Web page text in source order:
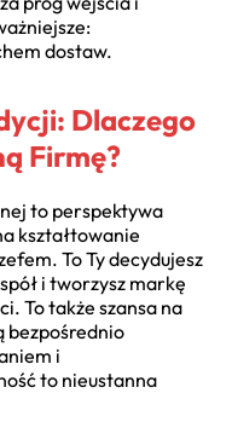
dostaw.
Dlaczego
Firmę?
to perspektywa
kształtowanie
To Ty decydujesz
i tworzysz markę
To także szansa na
bezpośrednio
i
to nieustanna